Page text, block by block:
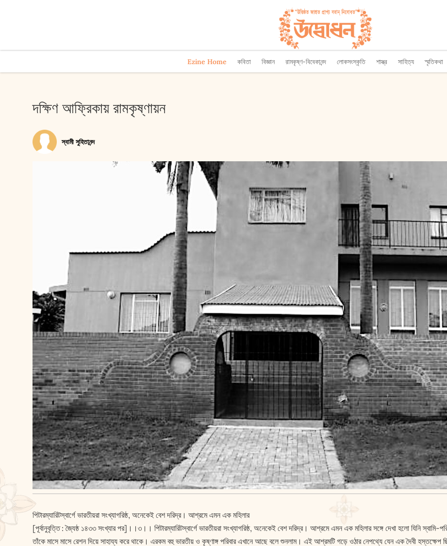
Ezine Home কবিতা বিজ্ঞান রামকৃষ্ণ-বিবেকানন্দ লোকসংস্কৃতি শাস্ত্র সাহিত্য স্মৃতিকথা
দ‌ক্ষিণ আফ্রিকায় রামকৃষ্ণায়ন
স্বামী সুহিতানন্দ
পিটারম্যারিটস্‌বার্গে ভারতীয়রা সংখ্যাগরিষ্ঠ, অনেকেই বেশ দরিদ্র। আশ্রমে এমন এক মহিলার
[পূর্বানুবৃত্তি : জ্যৈষ্ঠ ১৪৩৩ সংখ্যার পর]।।৩।। পিটারম্যারিটস্‌বার্গে ভারতীয়রা সংখ্যাগরিষ্ঠ, অনেকেই বেশ দরিদ্র। আশ্রমে এমন এক মহিলার সঙ্গে দেখা হলো যিনি
তাঁকে মাসে মাসে রেশন দিয়ে সাহায্য করে থাকে। এরকম বহু ভারতীয় ও কৃষ্ণাঙ্গ পরিবার এখানে আছে বলে শুনলাম। এই আশ্রমটি গড়ে ওঠার নেপথ্যে যেন এক দৈবী